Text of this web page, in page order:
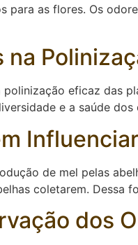
para as flores. Os
na
eficaz das
e a saúde
de mel pelas
coletarem. Dessa
dos